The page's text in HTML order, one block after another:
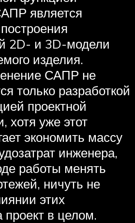
является
2D- и 3D-модели
изделия.
САПР не
только разработкой
проектной
хотя уже этот
экономить массу
инженера,
работы менять
ничуть не
этих
в целом.